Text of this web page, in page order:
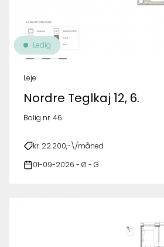
Ledig
Leje
Nordre Teglkaj 12, 6.
Bolig nr. 46
kr. 22.200,-\/måned
01-09-2026 - Ø - G